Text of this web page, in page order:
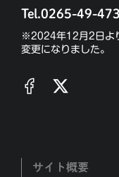
Tel.0265-49-
※2024年12月2日よ
変更になりました。
サイト概要